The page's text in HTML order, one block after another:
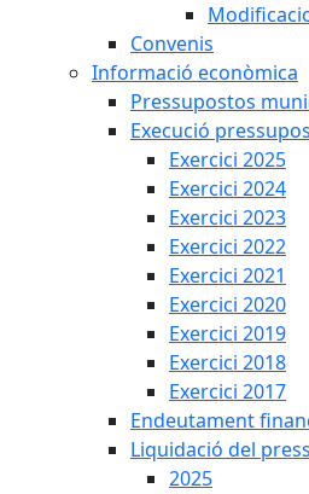
Convenis
Informació econòmica
Pressupostos
Execució
Exercici 2025
Exercici 2024
Exercici 2023
Exercici 2022
Exercici 2021
Exercici 2020
Exercici 2019
Exercici 2018
Exercici 2017
Endeutament
Liquidació del
2025